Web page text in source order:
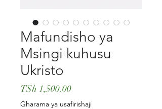
Mafundisho ya
Msingi kuhusu
Ukristo
TSh 1,500.00Price
Gharama ya usafirishaji